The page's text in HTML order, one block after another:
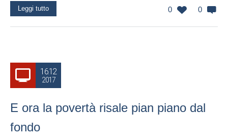
0 0
Leggi tutto
16.12
2017
E ora la povertà risale pian piano dal
fondo